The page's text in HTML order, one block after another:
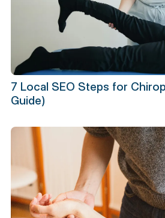
7 Local SEO Steps for
Guide)